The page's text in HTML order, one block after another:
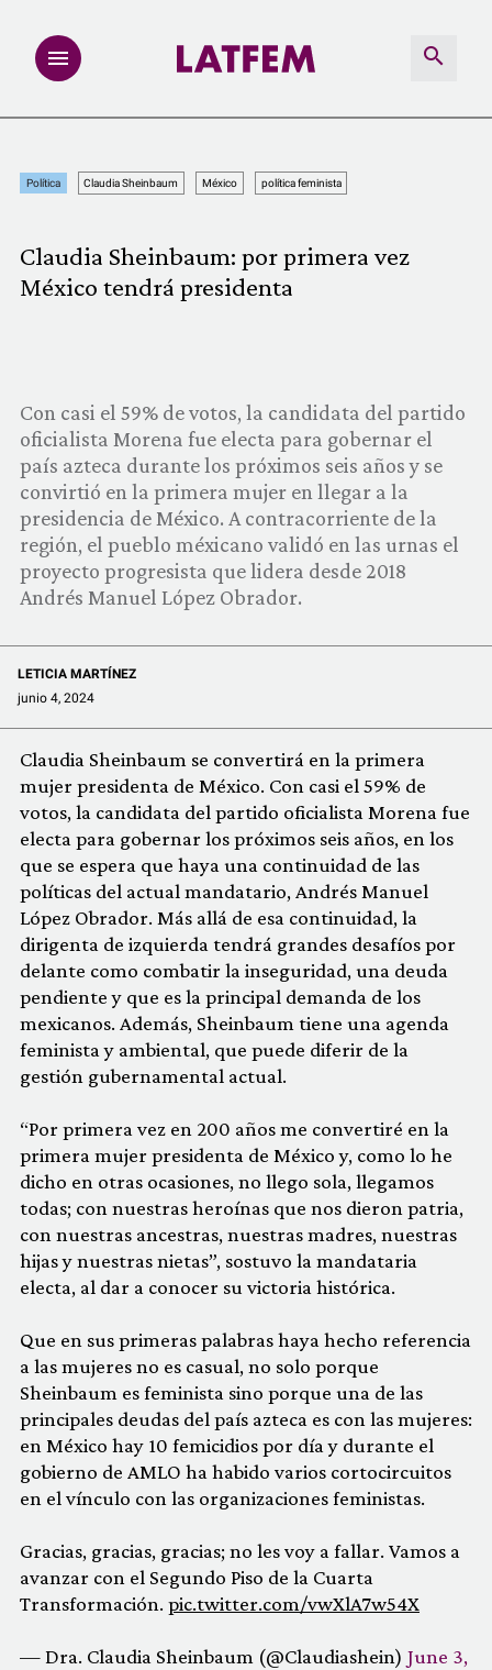
MULTIMEDIA
PRODUCTOS
COMUNIDAD
QUIÉNES SOMOS
Política Claudia Sheinbaum México política feminista
Claudia Sheinbaum: por primera vez
México tendrá presidenta
Con casi el 59% de votos, la candidata del partido
oficialista Morena fue electa para gobernar el
país azteca durante los próximos seis años y se
convirtió en la primera mujer en llegar a la
presidencia de México. A contracorriente de la
región, el pueblo méxicano validó en las urnas el
proyecto progresista que lidera desde 2018
Andrés Manuel López Obrador.
LETICIA MARTÍNEZ
junio 4, 2024
Claudia Sheinbaum se convertirá en la primera
mujer presidenta de México. Con casi el 59% de
votos, la candidata del partido oficialista Morena fue
electa para gobernar los próximos seis años, en los
que se espera que haya una continuidad de las
políticas del actual mandatario, Andrés Manuel
López Obrador. Más allá de esa continuidad, la
dirigenta de izquierda tendrá grandes desafíos por
delante como combatir la inseguridad, una deuda
pendiente y que es la principal demanda de los
mexicanos. Además, Sheinbaum tiene una agenda
feminista y ambiental, que puede diferir de la
gestión gubernamental actual.
“Por primera vez en 200 años me convertiré en la
primera mujer presidenta de México y, como lo he
dicho en otras ocasiones, no llego sola, llegamos
todas; con nuestras heroínas que nos dieron patria,
con nuestras ancestras, nuestras madres, nuestras
hijas y nuestras nietas”, sostuvo la mandataria
electa, al dar a conocer su victoria histórica.
Que en sus primeras palabras haya hecho referencia
a las mujeres no es casual, no solo porque
Sheinbaum es feminista sino porque una de las
principales deudas del país azteca es con las mujeres:
en México hay 10 femicidios por día y durante el
gobierno de AMLO ha habido varios cortocircuitos
en el vínculo con las organizaciones feministas.
Gracias, gracias, gracias; no les voy a fallar. Vamos a
avanzar con el Segundo Piso de la Cuarta
Transformación. pic.twitter.com/vwXlA7w54X
— Dra. Claudia Sheinbaum (@Claudiashein) June 3,